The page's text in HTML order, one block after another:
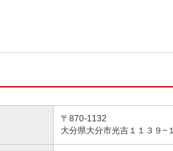
〒870-1132
大分県大分市光吉１１３９−１